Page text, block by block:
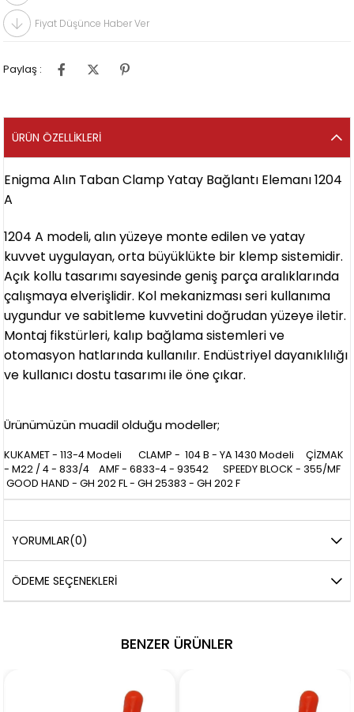
Fiyat Düşünce Haber Ver
Paylaş :
ÜRÜN ÖZELLIKLERI
Enigma Alın Taban Clamp Yatay Bağlantı Elemanı 1204
A
1204 A modeli, alın yüzeye monte edilen ve yatay
kuvvet uygulayan, orta büyüklükte bir klemp sistemidir.
Açık kollu tasarımı sayesinde geniş parça aralıklarında
çalışmaya elverişlidir. Kol mekanizması seri kullanıma
uygundur ve sabitleme kuvvetini doğrudan yüzeye iletir.
Montaj fikstürleri, kalıp bağlama sistemleri ve
otomasyon hatlarında kullanılır. Endüstriyel dayanıklılığı
ve kullanıcı dostu tasarımı ile öne çıkar.
Ürünümüzün muadil olduğu modeller;
KUKAMET - 113-4 Modeli CLAMP - 104 B - YA 1430 Modeli ÇİZMAK
- M22 / 4 - 833/4 AMF - 6833-4 - 93542 SPEEDY BLOCK - 355/MF
GOOD HAND - GH 202 FL - GH 25383 - GH 202 F
YORUMLAR(0)
ÖDEME SEÇENEKLERI
BENZER ÜRÜNLER